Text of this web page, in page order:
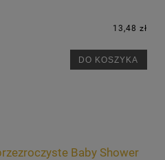
13,48 zł
DO KOSZYKA
Baby Shower